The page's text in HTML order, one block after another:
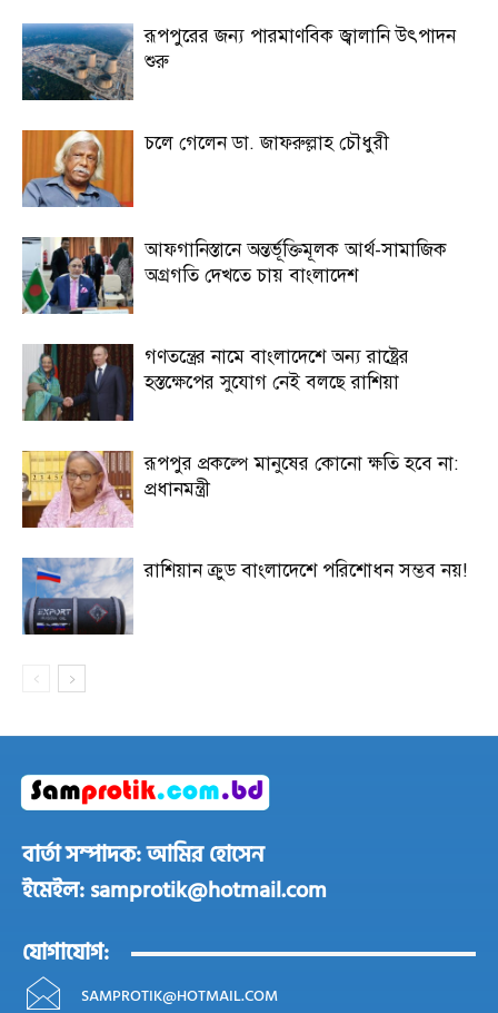
রূপপুরের জন্য পারমাণবিক জ্বালানি উৎপাদন
শুরু
চলে গেলেন ডা. জাফরুল্লাহ চৌধুরী
আফগানিস্তানে অন্তর্ভূক্তিমূলক আর্থ-সামাজিক
অগ্রগতি দেখতে চায় বাংলাদেশ
গণতন্ত্রের নামে বাংলাদেশে অন্য রাষ্ট্রের
হস্তক্ষেপের সুযোগ নেই বলছে রাশিয়া
রূপপুর প্রকল্পে মানুষের কোনো ক্ষতি হবে না:
প্রধানমন্ত্রী
রাশিয়ান ক্রুড বাংলাদেশে পরিশোধন সম্ভব নয়!
বার্তা সম্পাদক: আমির হোসেন
ইমেইল: samprotik@hotmail.com
যোগাযোগ:
SAMPROTIK@HOTMAIL.COM